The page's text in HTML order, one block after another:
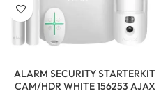
ALARM SECURITY STARTERKIT
CAM/HDR WHITE 156253 AJAX